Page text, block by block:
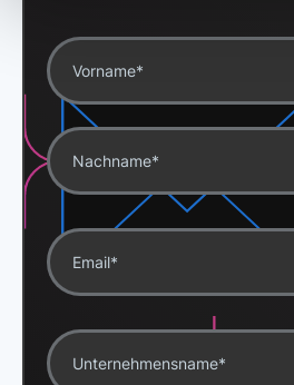
Erfahren Sie mehr darüber, wie
verarbeitet werden, und legen Sie
Abschnitt Einzelheiten
Wir verwenden Cookies, um
personalisieren, Funktionen für
zu können und die Zugriffe auf
analysieren. Außerdem geben
Verwendung unserer Website an
soziale Medien, Werbung und
Partner führen diese
weiteren Daten zusammen, die
haben oder die sie im Rahmen
gesammelt haben.